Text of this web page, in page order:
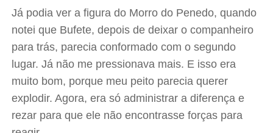
Já podia ver a figura do Morro do Penedo, quando
notei que Bufete, depois de deixar o companheiro
para trás, parecia conformado com o segundo
lugar. Já não me pressionava mais. E isso era
muito bom, porque meu peito parecia querer
explodir. Agora, era só administrar a diferença e
rezar para que ele não encontrasse forças para